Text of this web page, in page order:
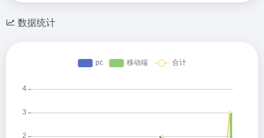
数据统计